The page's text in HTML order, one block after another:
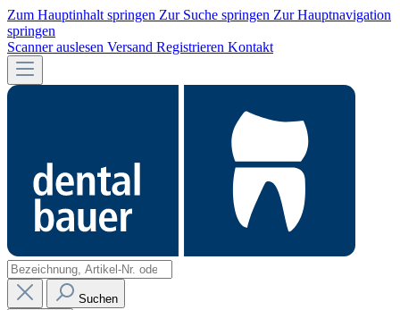
Zum Hauptinhalt springen Zur Suche springen Zur Hauptnavigation
springen
Scanner auslesen Versand Registrieren Kontakt
Suchen